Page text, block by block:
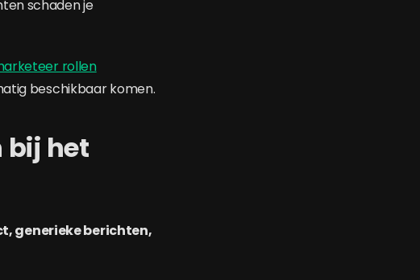
schaden je
rollen
beschikbaar komen.
bij het
generieke berichten,